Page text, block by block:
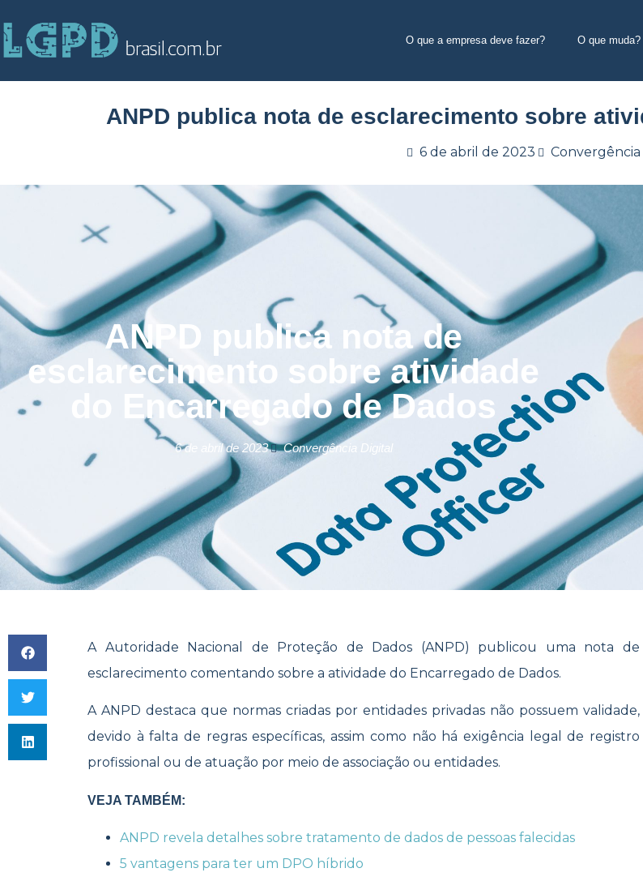
O que a empresa deve fazer? O que muda?
ANPD publica nota de esclarecimento sobre
6 de abril de 2023 Convergência
ANPD publica nota de
esclarecimento sobre atividade
do Encarregado de Dados
6 de abril de 2023 Convergência Digital
A Autoridade Nacional de Proteção de Dados (ANPD) publicou uma nota de
esclarecimento comentando sobre a atividade do Encarregado de Dados.
A ANPD destaca que normas criadas por entidades privadas não possuem validade,
devido à falta de regras específicas, assim como não há exigência legal de registro
profissional ou de atuação por meio de associação ou entidades.
VEJA TAMBÉM:
ANPD revela detalhes sobre tratamento de dados de pessoas falecidas
5 vantagens para ter um DPO híbrido